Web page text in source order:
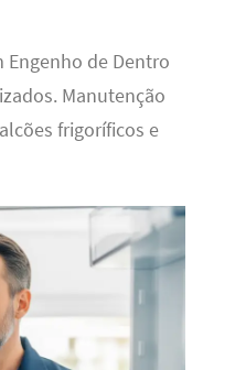
Engenho de Dentro
Manutenção
frigoríficos e